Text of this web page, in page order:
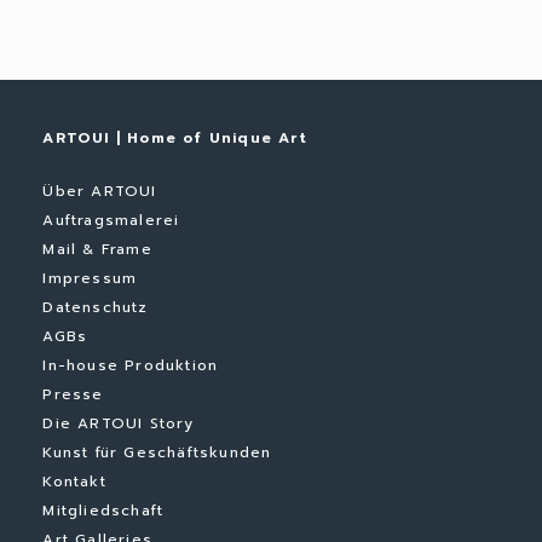
ARTOUI | Home of Unique Art
Über ARTOUI
Auftragsmalerei
Mail & Frame
Impressum
Datenschutz
AGBs
In-house Produktion
Presse
Die ARTOUI Story
Kunst für Geschäftskunden
Kontakt
Mitgliedschaft